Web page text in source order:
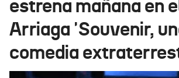
Ikusmiran
Eguraldia
estrena mañana en
Arriaga 'Souvenir,
comedia